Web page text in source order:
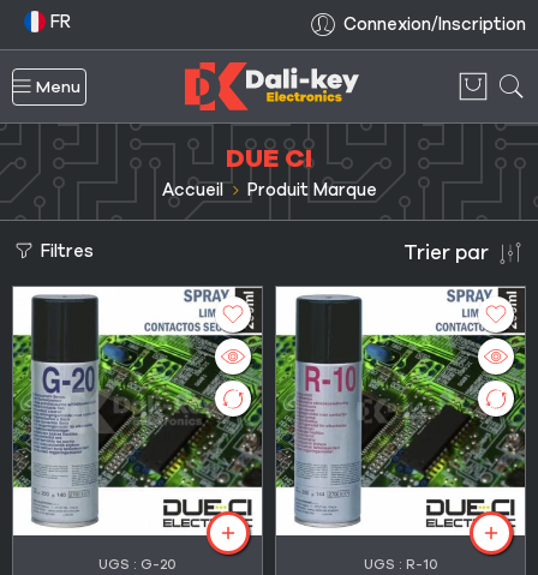
FR Connexion/Inscription
Menu
DUE CI
Accueil Produit Marque
Filtres Trier par
UGS : G-20 UGS : R-10